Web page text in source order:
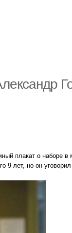
плакат о наборе
лет, но он